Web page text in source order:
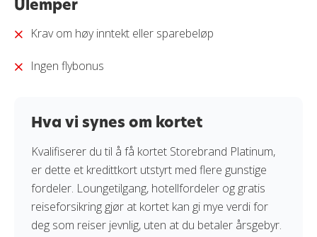
Ulemper
Krav om høy inntekt eller sparebeløp
Ingen flybonus
Hva vi synes om kortet
Kvalifiserer du til å få kortet Storebrand Platinum,
er dette et kredittkort utstyrt med flere gunstige
fordeler. Loungetilgang, hotellfordeler og gratis
reiseforsikring gjør at kortet kan gi mye verdi for
deg som reiser jevnlig, uten at du betaler årsgebyr.